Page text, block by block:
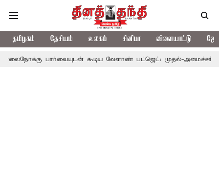
தமிழகம் தேசியம் உலகம் சினிமா விளையாட்டு
பார்வையுடன் கூடிய வேளாண் பட்ஜெட்: முதல்-அமைச்சர் விஜய்